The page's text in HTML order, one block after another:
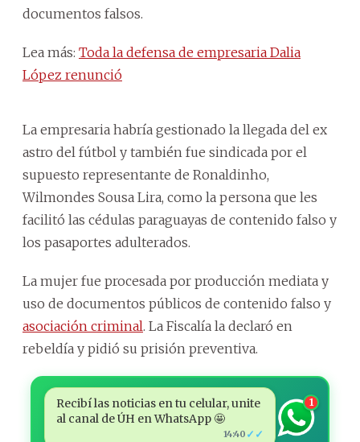
documentos falsos.
Lea más: Toda la defensa de empresaria Dalia
López renunció
La empresaria habría gestionado la llegada del ex
astro del fútbol y también fue sindicada por el
supuesto representante de Ronaldinho,
Wilmondes Sousa Lira, como la persona que les
facilitó las cédulas paraguayas de contenido falso y
los pasaportes adulterados.
La mujer fue procesada por producción mediata y
uso de documentos públicos de contenido falso y
asociación criminal. La Fiscalía la declaró en
rebeldía y pidió su prisión preventiva.
Recibí las noticias en tu celular, unite
al canal de ÚH en WhatsApp 🤩
14:40 ✓✓
1